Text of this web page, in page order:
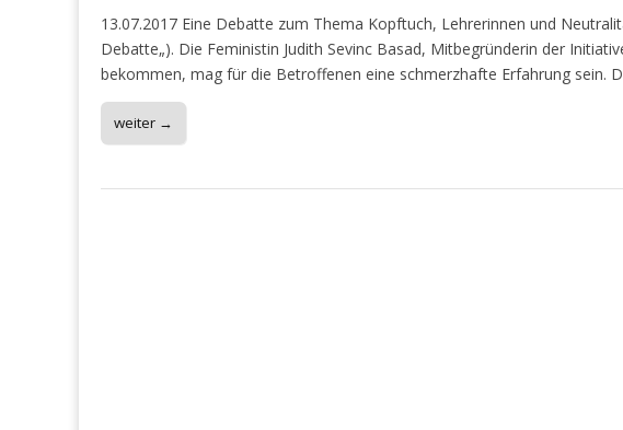
13.07.2017 Eine Debatte zum Thema Kopftuch, Lehrerinnen und
Debatte„). Die Feministin Judith Sevinc Basad, Mitbegründerin der
bekommen, mag für die Betroffenen eine schmerzhafte Erfahrung sein.
weiter →